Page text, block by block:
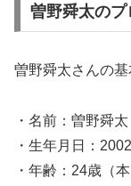
曽野舜太の
曽野舜太さんの基
・名前：曽野舜
・生年月日：
・年齢：24歳（